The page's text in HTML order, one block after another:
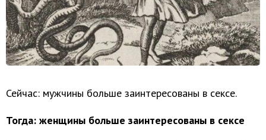
Сейчас: мужчины больше заинтересованы в сексе.
Тогда: женщины больше заинтересованы в сексе